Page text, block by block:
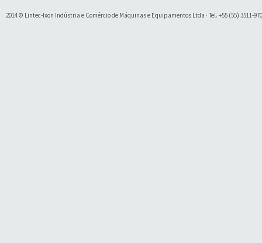
2014 © Lintec-Ixon Indústria e Comércio de Máquinas e Equipamentos Ltda · Tel. +55 (55) 3511-